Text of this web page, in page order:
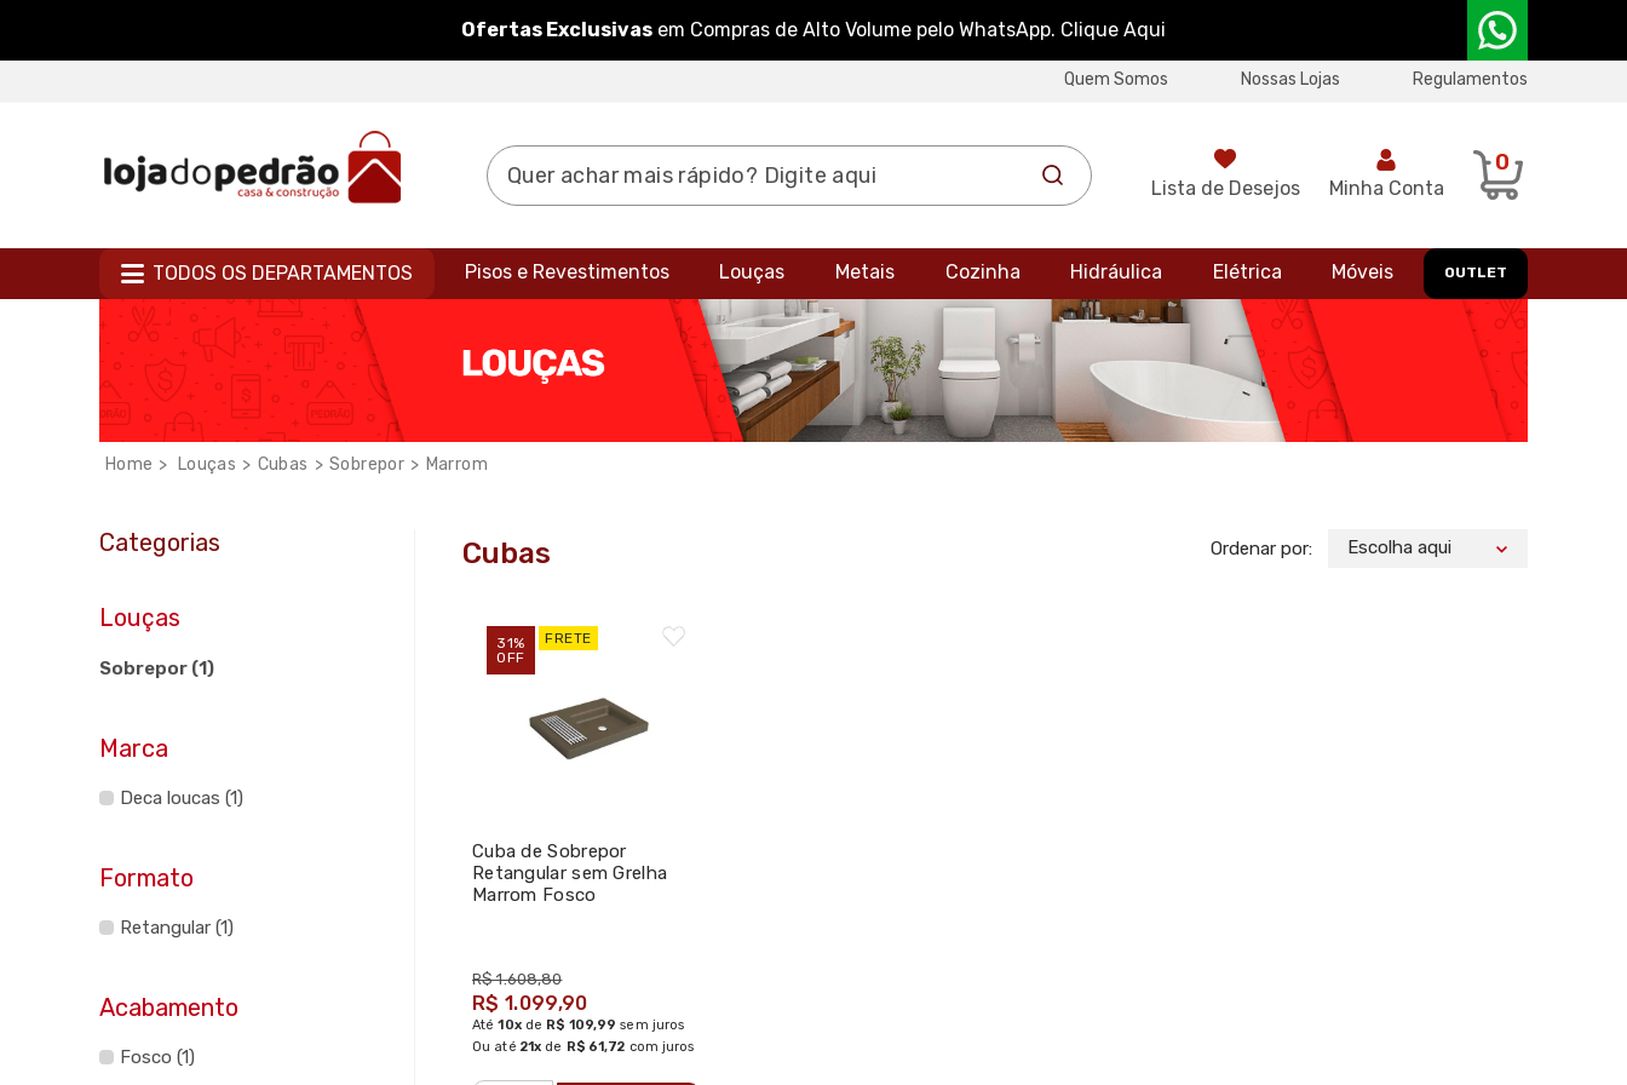
Ofertas Exclusivas em Compras de Alto Volume pelo WhatsApp. Clique Aqui
Quem Somos Nossas Lojas Regulamentos
Lista de Desejos Minha Conta
0
TODOS OS DEPARTAMENTOS OUTLET
Pisos e Revestimentos Louças Metais Cozinha Hidráulica Elétrica Móveis
Louças Cubas Sobrepor Marrom
Louças
Sobrepor (1)
Marca
Deca loucas (1)
Formato
Retangular (1)
Acabamento
Fosco (1)
Cubas Ordenar por: Escolha aqui
31%
OFF
GRATIS SP
Cuba de Sobrepor
Retangular sem Grelha
Marrom Fosco
R$ 1.608,80
R$ 1.099,90
Até10xde R$ 109,99 sem juros
Ou até 21x de R$ 61,72 com juros